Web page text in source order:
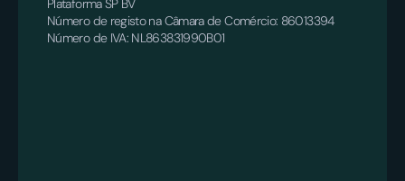
Plataforma SP BV
Número de registo na Câmara de Comércio: 86013394
Número de IVA: NL863831990B01